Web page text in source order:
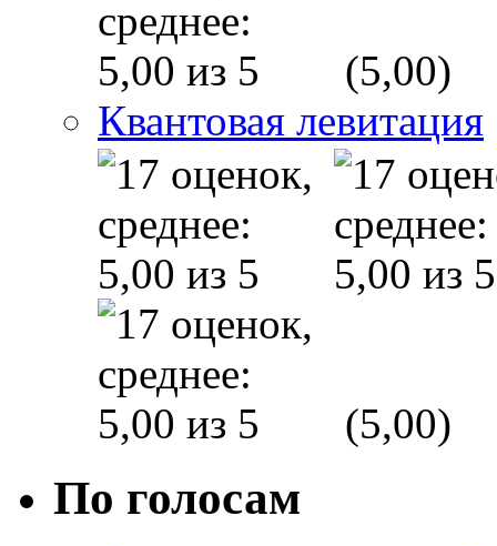
(5,00)
Квантовая левитация
(5,00)
По голосам